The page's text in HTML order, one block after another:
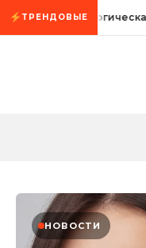
Промотать к
ТРЕНДОВЫЕ
НОВОСТИ